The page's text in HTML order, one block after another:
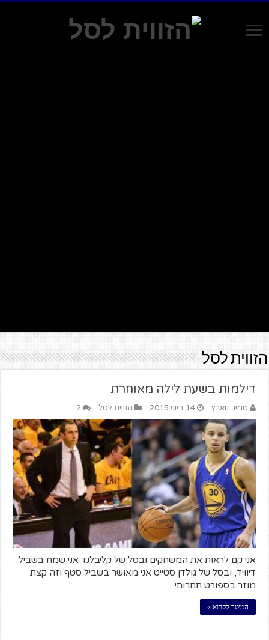
הזווית לסל
דילמות בשעת לילה מאוחרת
טמיר זוארץ 14 ביוני 2015 הזווית לסל 2
אני קם לראות את המשחקים ובסל של קליבלנד אני שמח בשביל
דיוויד, ובסל של גולדן סטייט אני מאושר בשביל סטף וזה קצת
מוזר בספורט תחרותי
המשך לקרוא »